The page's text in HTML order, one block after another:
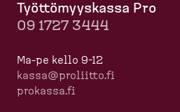
Työttö­myyskassa Pro
09 1727 3444
Ma-pe kello 9-12
kassa@proliitto.fi
prokassa.fi